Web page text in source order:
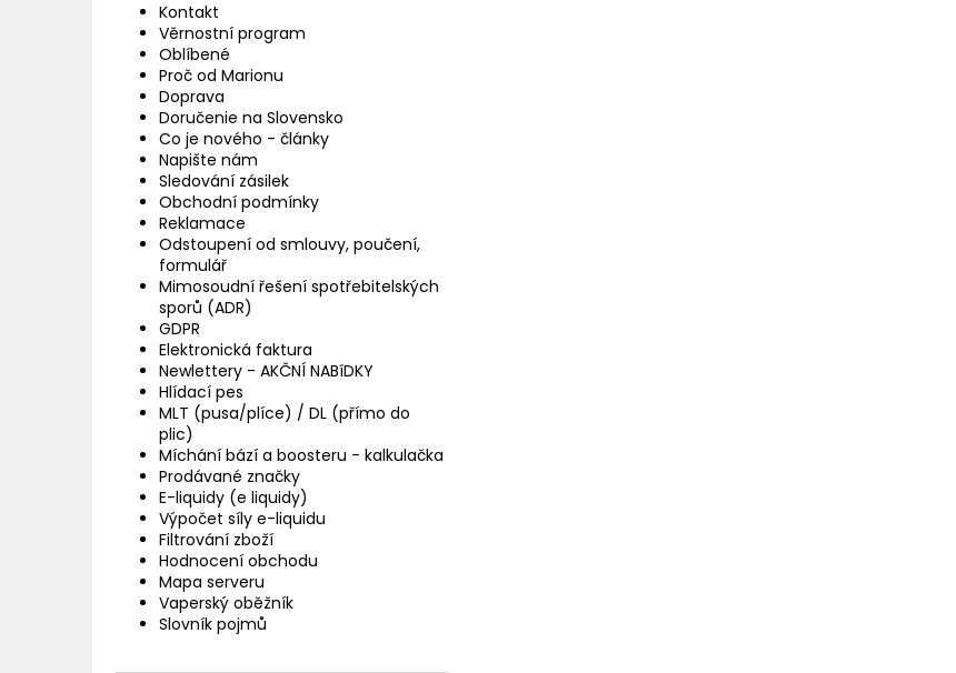
Kontakt
Věrnostní program
Oblíbené
Proč od Marionu
Doprava
Doručenie na Slovensko
Co je nového - články
Napište nám
Sledování zásilek
Obchodní podmínky
Reklamace
Odstoupení od smlouvy, poučení,
formulář
Mimosoudní řešení spotřebitelských
sporů (ADR)
GDPR
Elektronická faktura
Newlettery - AKČNÍ NABíDKY
Hlídací pes
MLT (pusa/plíce) / DL (přímo do
plic)
Míchání bází a boosteru - kalkulačka
Prodávané značky
E-liquidy (e liquidy)
Výpočet síly e-liquidu
Filtrování zboží
Hodnocení obchodu
Mapa serveru
Vaperský oběžník
Slovník pojmů